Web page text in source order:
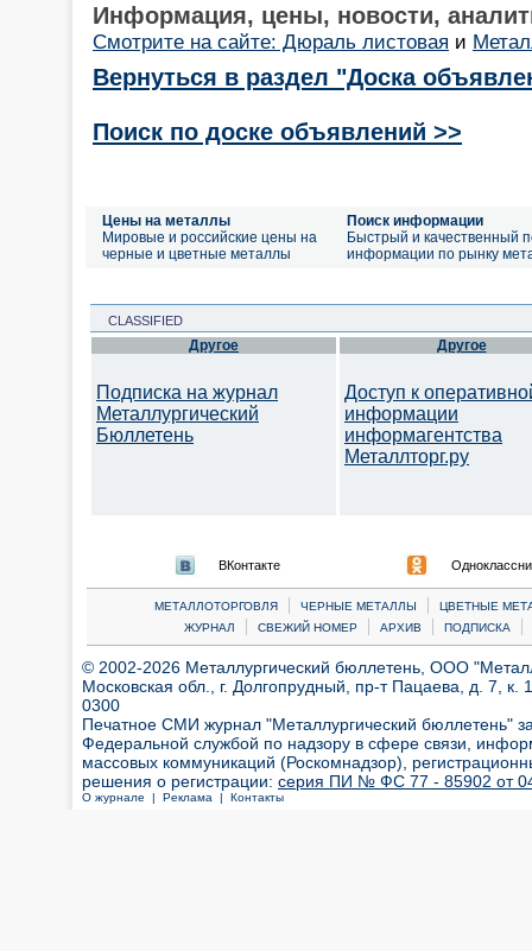
Информация, цены, новости,
Смотрите на сайте: Дюраль листовая и
Вернуться в раздел "Доска
Поиск по доске объявлений >>
Цены на металлы
Мировые и российские цены на
черные и цветные металлы
Поиск информации
Быстрый и качественный
информации по рынку
CLASSIFIED
Другое
Подписка на журнал
Металлургический
Бюллетень
Другое
Доступ к
информации
информагентства
Металлторг.ру
ВКонтакте
МЕТАЛЛОТОРГОВЛЯ | ЧЕРНЫЕ МЕТАЛЛЫ |
ЦВЕТНЫЕ
ЖУРНАЛ
| СВЕЖИЙ НОМЕР | АРХИВ | ПОДПИСКА |
© 2002-2026 Металлургический бюллетень, ООО
Московская обл., г. Долгопрудный, пр-т Пацаева, д. 7,
0300
Печатное СМИ журнал "Металлургический бюллетень"
Федеральной службой по надзору в сфере связи,
массовых коммуникаций (Роскомнадзор),
решения о регистрации: серия ПИ № ФС 77 - 85902 от 04
О журнале | Реклама | Контакты